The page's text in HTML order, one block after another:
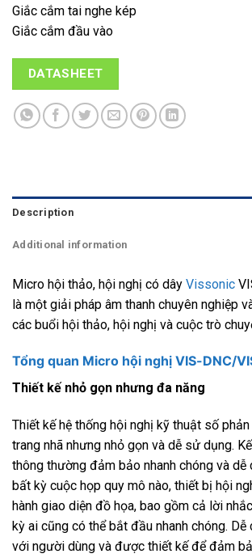
Giắc cắm tai nghe kép
Giắc cắm đầu vào
DATASHEET
Description
Additional information
Micro hội thảo, hội nghị có dây Vissonic
là một giải pháp âm thanh chuyên nghiệp
các buổi hội thảo, hội nghị và cuộc trò
Tổng quan Micro hội nghị VIS-DNC/
Thiết kế nhỏ gọn nhưng đa năng
Thiết kế hệ thống hội nghị kỹ thuật số
trang nhã nhưng nhỏ gọn và dễ sử dụng.
thông thường đảm bảo nhanh chóng và dễ
bất kỳ cuộc họp quy mô nào, thiết bị hội
hành giao diện đồ họa, bao gồm cả lời
kỳ ai cũng có thể bắt đầu nhanh chóng. Dễ
với người dùng và được thiết kế để đảm